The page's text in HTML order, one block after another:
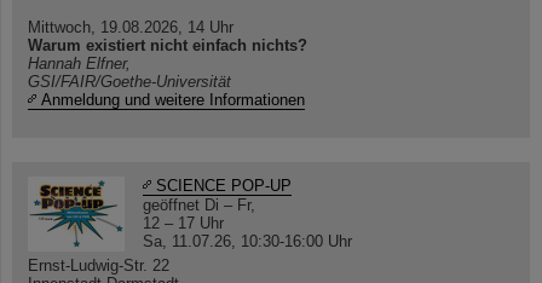
Mittwoch, 19.08.2026, 14 Uhr
Warum existiert nicht einfach nichts?
Hannah Elfner,
GSI/FAIR/Goethe-Universität
Anmeldung und weitere Informationen
SCIENCE POP-UP
geöffnet Di – Fr,
12 – 17 Uhr
Sa, 11.07.26, 10:30-16:00 Uhr
Ernst-Ludwig-Str. 22